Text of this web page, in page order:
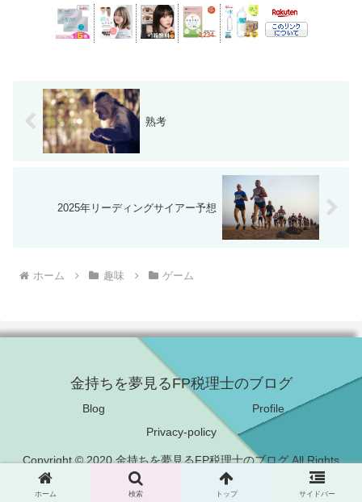
熟考
2025年リーディングサイアー予想
ホーム 趣味 ゲーム
金持ちを夢見るFP税理士のブログ
Blog
Profile
Privacy-policy
Copyright © 2020 金持ちを夢見るFP税理士のブログ All Rights
ホーム 検索 トップ サイドバー